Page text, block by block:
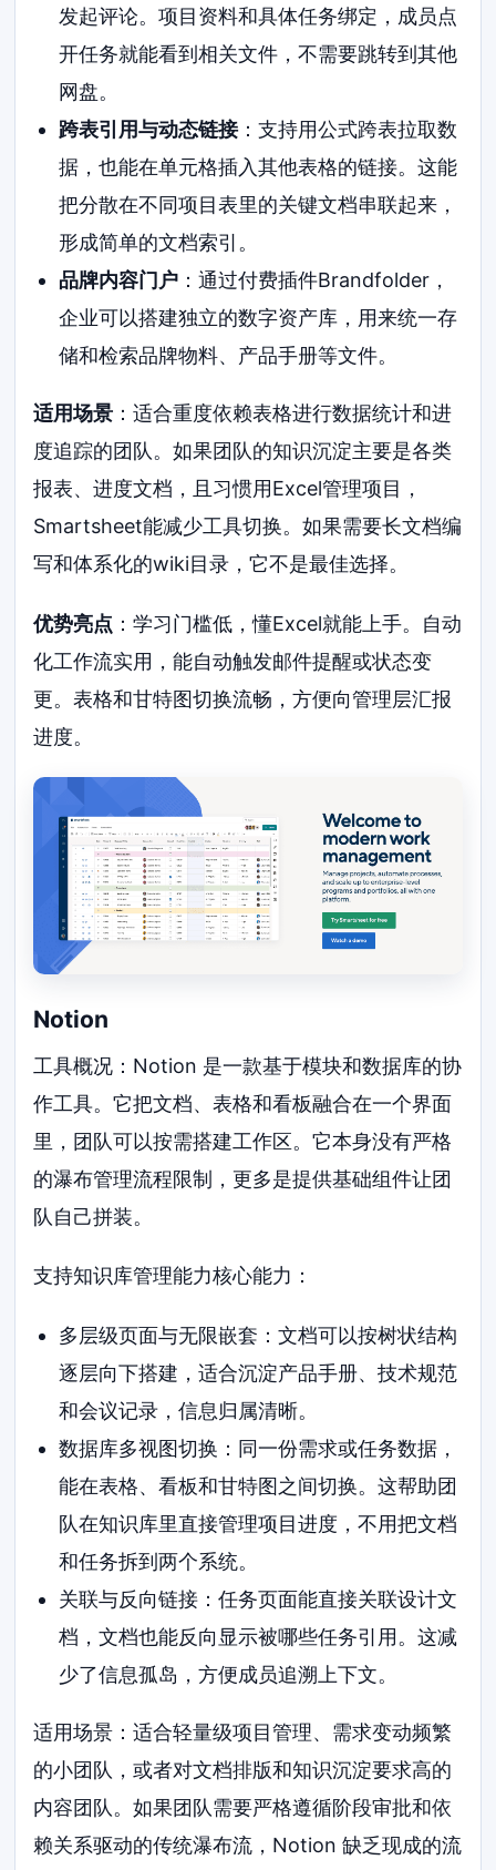
发起评论。项目资料和具体任务绑定，成员点
开任务就能看到相关文件，不需要跳转到其他
网盘。
跨表引用与动态链接：支持用公式跨表拉取数
据，也能在单元格插入其他表格的链接。这能
把分散在不同项目表里的关键文档串联起来，
形成简单的文档索引。
品牌内容门户：通过付费插件Brandfolder，
企业可以搭建独立的数字资产库，用来统一存
储和检索品牌物料、产品手册等文件。
适用场景 ：适合重度依赖表格进行数据统计和进
度追踪的团队。如果团队的知识沉淀主要是各类
报表、进度文档，且习惯用Excel管理项目，
Smartsheet能减少工具切换。如果需要长文档编
写和体系化的wiki目录，它不是最佳选择。
优势亮点 ：学习门槛低，懂Excel就能上手。自动
化工作流实用，能自动触发邮件提醒或状态变
更。表格和甘特图切换流畅，方便向管理层汇报
进度。
Notion
工具概况：Notion 是一款基于模块和数据库的协
作工具。它把文档、表格和看板融合在一个界面
里，团队可以按需搭建工作区。它本身没有严格
的瀑布管理流程限制，更多是提供基础组件让团
队自己拼装。
支持知识库管理能力核心能力：
多层级页面与无限嵌套：文档可以按树状结构
逐层向下搭建，适合沉淀产品手册、技术规范
和会议记录，信息归属清晰。
数据库多视图切换：同一份需求或任务数据，
能在表格、看板和甘特图之间切换。这帮助团
队在知识库里直接管理项目进度，不用把文档
和任务拆到两个系统。
关联与反向链接：任务页面能直接关联设计文
档，文档也能反向显示被哪些任务引用。这减
少了信息孤岛，方便成员追溯上下文。
适用场景：适合轻量级项目管理、需求变动频繁
的小团队，或者对文档排版和知识沉淀要求高的
内容团队。如果团队需要严格遵循阶段审批和依
赖关系驱动的传统瀑布流，Notion 缺乏现成的流